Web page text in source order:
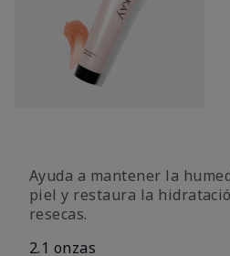
Ayuda a mantener la
piel y restaura la
resecas.
2.1 onzas